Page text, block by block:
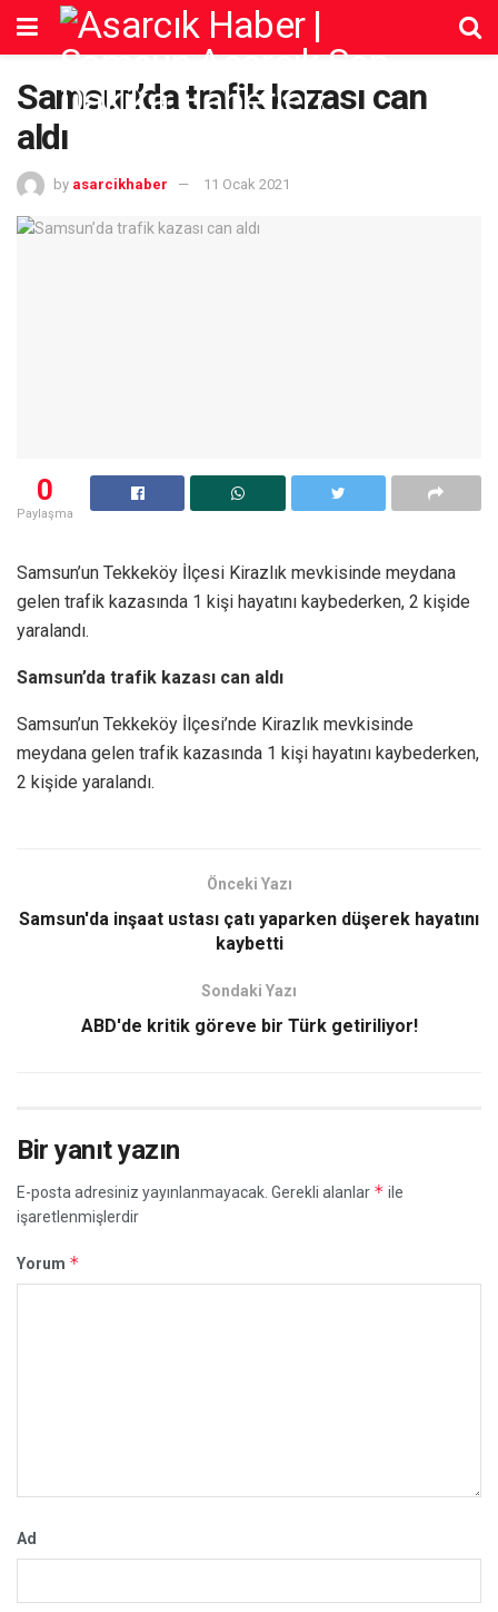
Samsun’da trafik kazası can
aldı
by asarcikhaber 11 Ocak 2021
0
Paylaşma
Samsun’un Tekkeköy İlçesi Kirazlık mevkisinde meydana
gelen trafik kazasında 1 kişi hayatını kaybederken, 2 kişide
yaralandı.
Samsun’da trafik kazası can aldı
Samsun’un Tekkeköy İlçesi’nde Kirazlık mevkisinde
meydana gelen trafik kazasında 1 kişi hayatını kaybederken,
2 kişide yaralandı.
Önceki Yazı
Samsun'da inşaat ustası çatı yaparken düşerek hayatını
kaybetti
Sondaki Yazı
ABD'de kritik göreve bir Türk getiriliyor!
Bir yanıt yazın
E-posta adresiniz yayınlanmayacak. Gerekli alanlar * ile
işaretlenmişlerdir
Yorum *
Ad